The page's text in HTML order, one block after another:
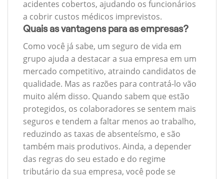
acidentes cobertos, ajudando os funcionários
a cobrir custos médicos imprevistos.
Quais as vantagens para as empresas?
Como você já sabe, um seguro de vida em
grupo ajuda a destacar a sua empresa em um
mercado competitivo, atraindo candidatos de
qualidade. Mas as razões para contratá-lo vão
muito além disso. Quando sabem que estão
protegidos, os colaboradores se sentem mais
seguros e tendem a faltar menos ao trabalho,
reduzindo as taxas de absenteísmo, e são
também mais produtivos. Ainda, a depender
das regras do seu estado e do regime
tributário da sua empresa, você pode se